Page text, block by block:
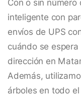
Con o sin número
inteligente con
envíos de UPS
cuándo se
dirección en
Además,
árboles en todo